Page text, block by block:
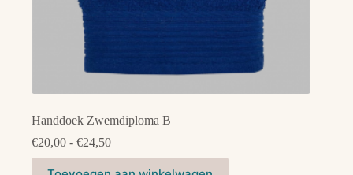
Handdoek Zwemdiploma B
€20,00 - €24,50Prijsklasse:
€20,00
tot